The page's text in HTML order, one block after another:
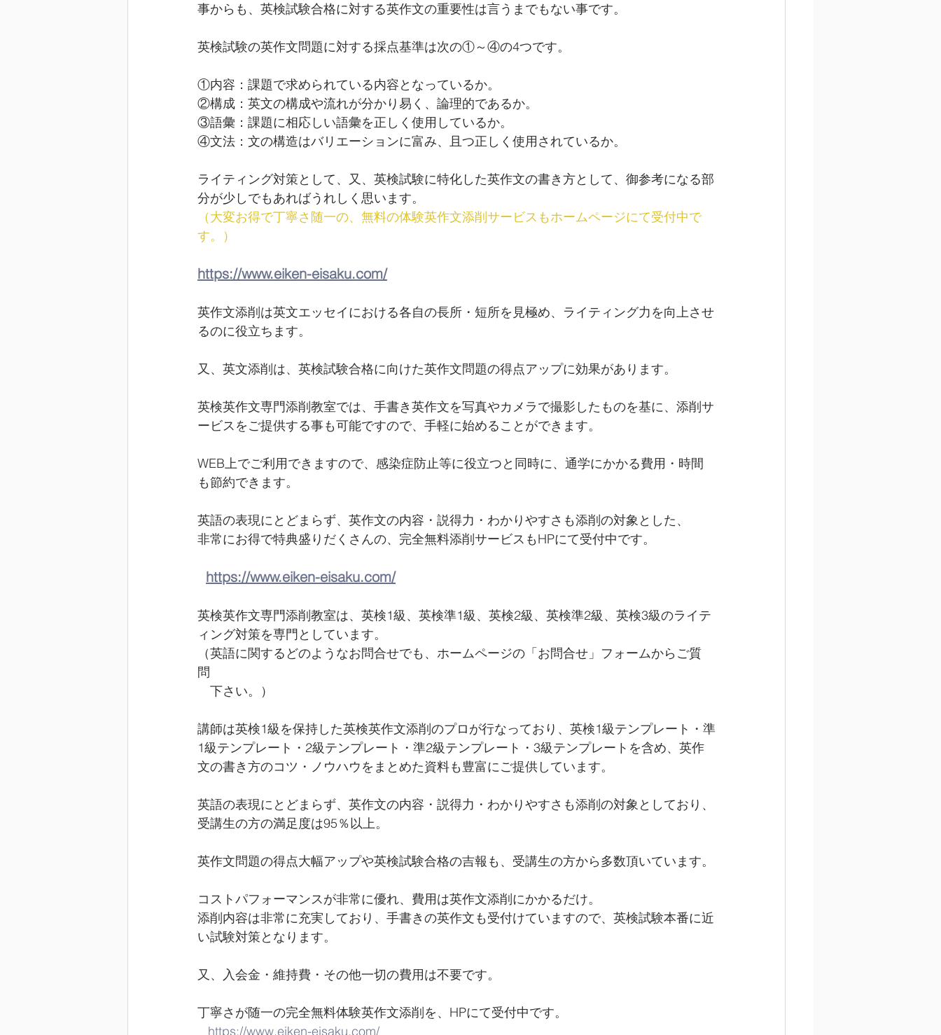
事からも、英検試験合格に対する英作文の重要性は言うまでもない事です。
英検試験の英作文問題に対する採点基準は次の①～④の4つです。
①内容：課題で求められている内容となっているか。
②構成：英文の構成や流れが分かり易く、論理的であるか。
③語彙：課題に相応しい語彙を正しく使用しているか。
④文法：文の構造はバリエーションに富み、且つ正しく使用されているか。
ライティング対策として、又、英検試験に特化した英作文の書き方として、御参考になる部
分が少しでもあればうれしく思います。
（大変お得で丁寧さ随一の、無料の体験英作文添削サービスもホームページにて受付中で
す。）
https://www.eiken-eisaku.com/
英作文添削は英文エッセイにおける各自の長所・短所を見極め、ライティング力を向上させ
るのに役立ちます。
又、英文添削は、英検試験合格に向けた英作文問題の得点アップに効果があります。
英検英作文専門添削教室では、手書き英作文を写真やカメラで撮影したものを基に、添削サ
ービスをご提供する事も可能ですので、手軽に始めることができます。
WEB上でご利用できますので、感染症防止等に役立つと同時に、通学にかかる費用・時間
も節約できます。
英語の表現にとどまらず、英作文の内容・説得力・わかりやすさも添削の対象とした、
非常にお得で特典盛りだくさんの、完全無料添削サービスもHPにて受付中です。
https://www.eiken-eisaku.com/
英検英作文専門添削教室は、英検1級、英検準1級、英検2級、英検準2級、英検3級のライテ
ィング対策を専門としています。
（英語に関するどのようなお問合せでも、ホームページの「お問合せ」フォームからご質
問
下さい。）
講師は英検1級を保持した英検英作文添削のプロが行なっており、英検1級テンプレート・準
1級テンプレート・2級テンプレート・準2級テンプレート・3級テンプレートを含め、英作
文の書き方のコツ・ノウハウをまとめた資料も豊富にご提供しています。
英語の表現にとどまらず、英作文の内容・説得力・わかりやすさも添削の対象としており、
受講生の方の満足度は95％以上。
英作文問題の得点大幅アップや英検試験合格の吉報も、受講生の方から多数頂いています。
コストパフォーマンスが非常に優れ、費用は英作文添削にかかるだけ。
添削内容は非常に充実しており、手書きの英作文も受付けていますので、英検試験本番に近
い試験対策となります。
又、入会金・維持費・その他一切の費用は不要です。
丁寧さが随一の完全無料体験英作文添削を、HPにて受付中です。
https://www.eiken-eisaku.com/